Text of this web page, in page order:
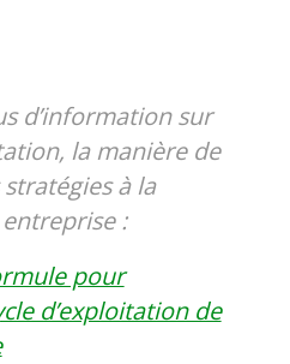
d’information sur
la manière de
à la
:
pour
d’exploitation de